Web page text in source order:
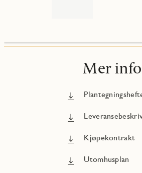
Mer info
Kjøpekontrakt
Utomhusplan